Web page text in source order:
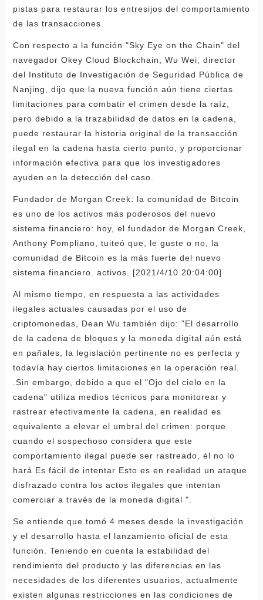
pistas para restaurar los entresijos del comportamiento
de las transacciones.
Con respecto a la función "Sky Eye on the Chain" del
navegador Okey Cloud Blockchain, Wu Wei, director
del Instituto de Investigación de Seguridad Pública de
Nanjing, dijo que la nueva función aún tiene ciertas
limitaciones para combatir el crimen desde la raíz,
pero debido a la trazabilidad de datos en la cadena,
puede restaurar la historia original de la transacción
ilegal en la cadena hasta cierto punto, y proporcionar
información efectiva para que los investigadores
ayuden en la detección del caso.
Fundador de Morgan Creek: la comunidad de Bitcoin
es uno de los activos más poderosos del nuevo
sistema financiero: hoy, el fundador de Morgan Creek,
Anthony Pompliano, tuiteó que, le guste o no, la
comunidad de Bitcoin es la más fuerte del nuevo
sistema financiero. activos. [2021/4/10 20:04:00]
Al mismo tiempo, en respuesta a las actividades
ilegales actuales causadas por el uso de
criptomonedas, Dean Wu también dijo: "El desarrollo
de la cadena de bloques y la moneda digital aún está
en pañales, la legislación pertinente no es perfecta y
todavía hay ciertos limitaciones en la operación real.
.Sin embargo, debido a que el "Ojo del cielo en la
cadena" utiliza medios técnicos para monitorear y
rastrear efectivamente la cadena, en realidad es
equivalente a elevar el umbral del crimen: porque
cuando el sospechoso considera que este
comportamiento ilegal puede ser rastreado, él no lo
hará Es fácil de intentar Esto es en realidad un ataque
disfrazado contra los actos ilegales que intentan
comerciar a través de la moneda digital ".
Se entiende que tomó 4 meses desde la investigación
y el desarrollo hasta el lanzamiento oficial de esta
función. Teniendo en cuenta la estabilidad del
rendimiento del producto y las diferencias en las
necesidades de los diferentes usuarios, actualmente
existen algunas restricciones en las condiciones de